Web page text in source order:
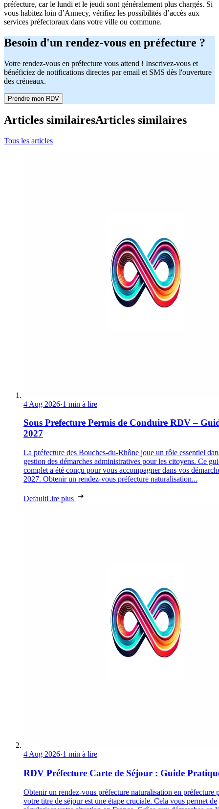
préfecture, car le lundi et le jeudi sont généralement plus chargés. Si
vous habitez loin d’Annecy, vérifiez les possibilités d’accès aux
services préfectoraux dans votre ville ou commune.
Besoin d'un rendez-vous en préfecture ?
Votre rendez-vous en préfecture vous attend ! Inscrivez-vous et
bénéficiez de notifications directes par email et SMS dès l'ouverture
des créneaux.
Prendre mon RDV
Articles similairesArticles similaires
Tous les articles
4 Aug 2026·1 min à lire
Sous Prefecture Permis de Conduire RDV –
2027
La préfecture des Bouches-du-Rhône joue un rôle essentiel
gestion des démarches administratives pour les citoyens. Ce
complet a été conçu pour vous accompagner dans vos
2027. Obtenir un rendez-vous préfecture naturalisation...
DefaultLire plus
4 Aug 2026·1 min à lire
RDV Préfecture Carte de Séjour : Guide
Obtenir un rendez-vous préfecture naturalisation en préfecture
votre titre de séjour est une étape cruciale. Cela vous permet de